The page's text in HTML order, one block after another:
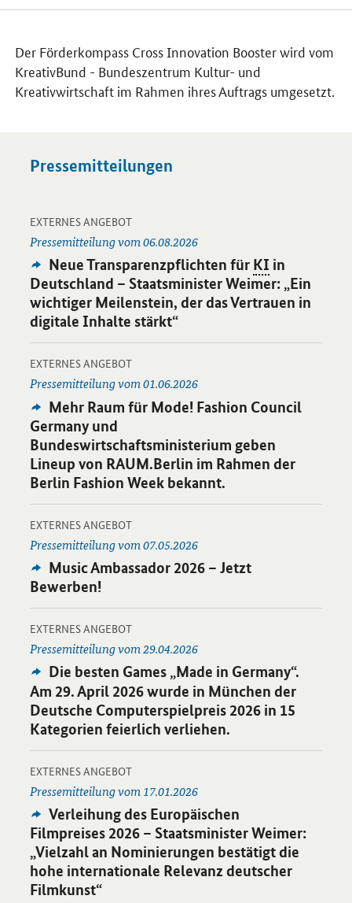
Der Förderkompass Cross Innovation Booster wird vom
KreativBund - Bundeszentrum Kultur- und
Kreativwirtschaft im Rahmen ihres Auftrags umgesetzt.
Pressemitteilungen
EXTERNES ANGEBOT-
Pressemitteilung vom 06.08.2026
Externes
Angebot:
Neue Transparenzpflichten für KI in
Deutschland – Staatsminister Weimer: „Ein
wichtiger Meilenstein, der das Vertrauen in
digitale Inhalte stärkt“
Öffnet Einzelsicht
EXTERNES ANGEBOT-
Pressemitteilung vom 01.06.2026
Externes
Angebot:
Mehr Raum für Mode! Fashion Council
Germany und
Bundeswirtschaftsministerium geben
Lineup von RAUM.Berlin im Rahmen der
Berlin Fashion Week bekannt.
Öffnet Einzelsicht
EXTERNES ANGEBOT-
Pressemitteilung vom 07.05.2026
Externes
Angebot:
Music Ambassador 2026 – Jetzt
Bewerben!
Öffnet Einzelsicht
EXTERNES ANGEBOT-
Pressemitteilung vom 29.04.2026
Externes
Angebot:
Die besten Games „Made in Germany“.
Am 29. April 2026 wurde in München der
Deutsche Computerspielpreis 2026 in 15
Kategorien feierlich verliehen.
Öffnet Einzelsicht
EXTERNES ANGEBOT-
Pressemitteilung vom 17.01.2026
Externes
Angebot:
Verleihung des Europäischen
Filmpreises 2026 – Staatsminister Weimer:
„Vielzahl an Nominierungen bestätigt die
hohe internationale Relevanz deutscher
Filmkunst“
Öffnet Einzelsicht